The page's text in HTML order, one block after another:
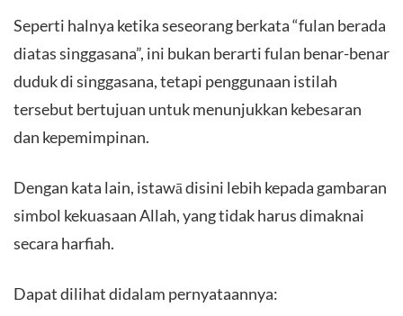
Seperti halnya ketika seseorang berkata “fulan berada
diatas singgasana”, ini bukan berarti fulan benar-benar
duduk di singgasana, tetapi penggunaan istilah
tersebut bertujuan untuk menunjukkan kebesaran
dan kepemimpinan.
Dengan kata lain, istawā disini lebih kepada gambaran
simbol kekuasaan Allah, yang tidak harus dimaknai
secara harfiah.
Dapat dilihat didalam pernyataannya: